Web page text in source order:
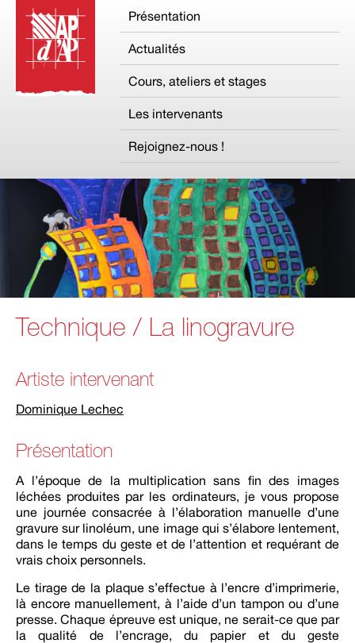
Présentation
Actualités
Cours, ateliers et stages
Les intervenants
Rejoignez-nous !
Technique / La linogravure
Artiste intervenant
Dominique Lechec
Présentation
A l’époque de la multiplication sans fin des images
léchées produites par les ordinateurs, je vous propose
une journée consacrée à l’élaboration manuelle d’une
gravure sur linoléum, une image qui s’élabore lentement,
dans le temps du geste et de l’attention et requérant de
vrais choix personnels.
Le tirage de la plaque s’effectue à l’encre d’imprimerie,
là encore manuellement, à l’aide d’un tampon ou d’une
presse. Chaque épreuve est unique, ne serait-ce que par
la qualité de l’encrage, du papier et du geste